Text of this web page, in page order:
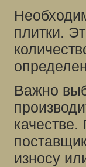
плитки.
Важно
износу